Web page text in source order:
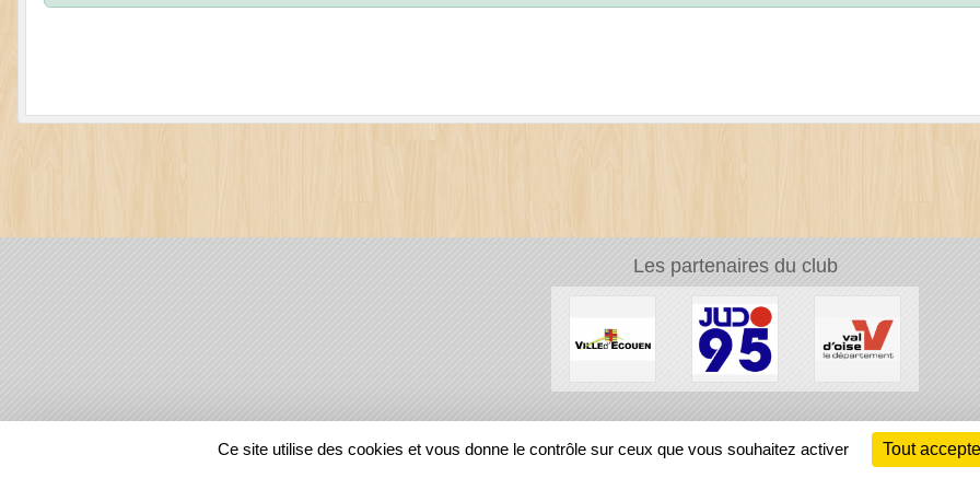
Les partenaires du club
REGIONS
Ce site utilise des cookies et vous donne le contrôle sur ceux que vous souhaitez activer Tout